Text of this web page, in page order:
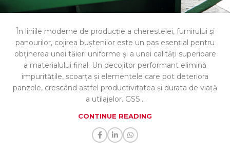
În liniile moderne de producție a cherestelei, furnirului și
panourilor, cojirea buștenilor este un pas esențial pentru
obținerea unei tăieri uniforme și a unei calități superioare
a materialului final. Un decojitor performant elimină
impuritățile, scoarța și elementele care pot deteriora
panzele, crescând astfel productivitatea și durata de viață
a utilajelor. GSS...
CONTINUE READING